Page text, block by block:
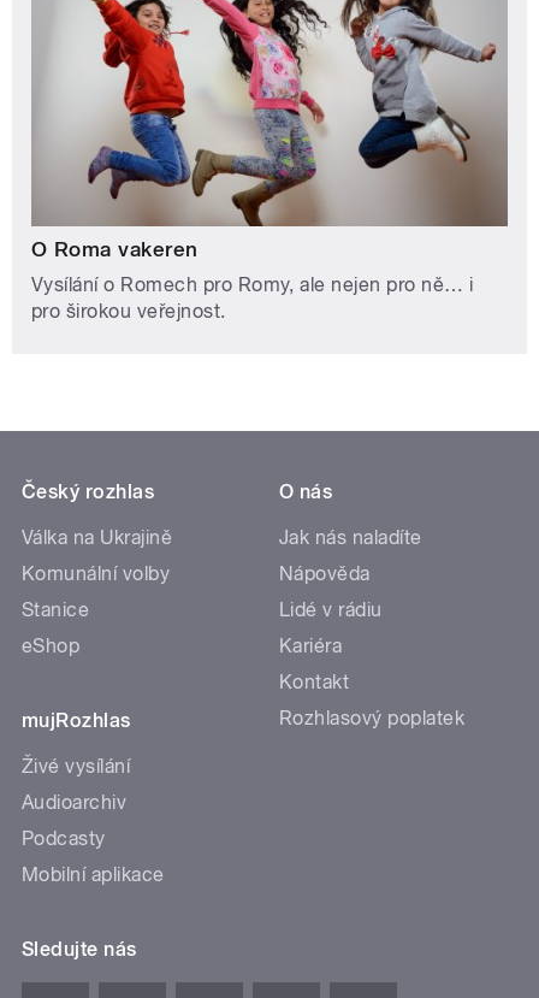
O Roma vakeren
Vysílání o Romech pro Romy, ale nejen pro ně… i
pro širokou veřejnost.
Český rozhlas
Válka na Ukrajině
Komunální volby
Stanice
eShop
mujRozhlas
Živé vysílání
Audioarchiv
Podcasty
Mobilní aplikace
O nás
Jak nás naladíte
Nápověda
Lidé v rádiu
Kariéra
Kontakt
Rozhlasový poplatek
Sledujte nás